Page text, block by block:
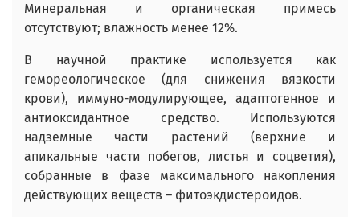
Минеральная и органическая примесь
отсутствуют; влажность менее 12%.
В научной практике используется как
гемореологическое (для снижения вязкости
крови), иммуно-модулирующее, адаптогенное и
антиоксидантное средство. Используются
надземные части растений (верхние и
апикальные части побегов, листья и соцветия),
собранные в фазе максимального накопления
действующих веществ – фитоэкдистероидов.